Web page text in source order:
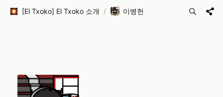
[El Txoko] El Txoko 소개 / 이병헌